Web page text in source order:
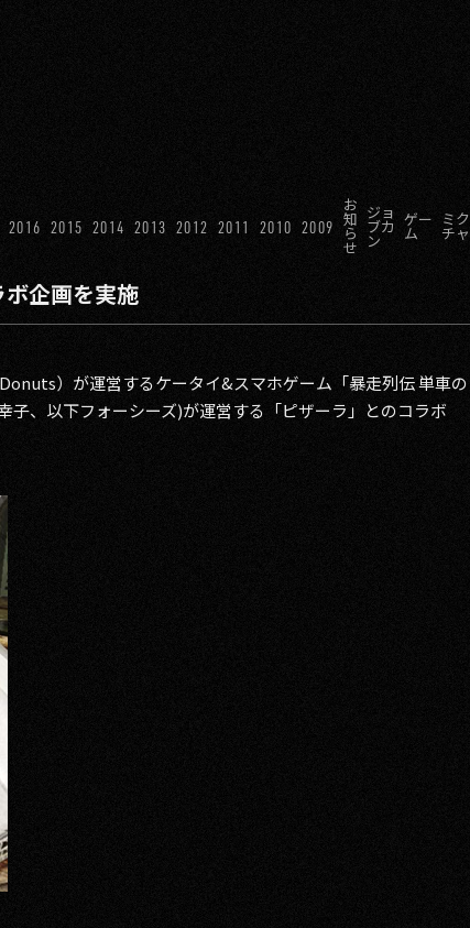
2016 2015 2014 2013 2012 2011 2010 2009
お
知
ら
せ
ジョ
ブカ
ン
ゲー
ム
ミク
チャ
企画を実施
）が運営するケータイ&スマホゲーム「暴走列伝 単車の
、以下フォーシーズ)が運営する「ピザーラ」とのコラボ